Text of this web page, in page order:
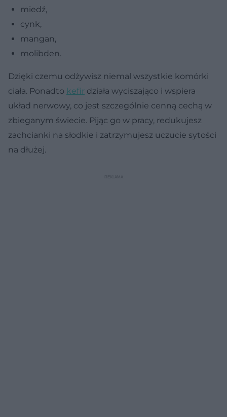
miedź,
cynk,
mangan,
molibden.
Dzięki czemu odżywisz niemal wszystkie komórki
ciała. Ponadto kefir działa wyciszająco i wspiera
układ nerwowy, co jest szczególnie cenną cechą w
zbieganym świecie. Pijąc go w pracy, redukujesz
zachcianki na słodkie i zatrzymujesz uczucie sytości
na dłużej.